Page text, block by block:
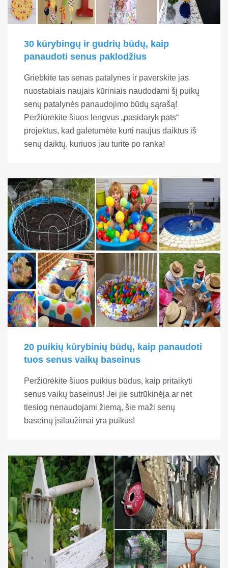
30 kūrybingų ir gudrių būdų, kaip
panaudoti senus paklodžius
Griebkite tas senas patalynes ir paverskite jas
nuostabiais naujais kūriniais naudodami šį puikų
senų patalynės panaudojimo būdų sąrašą!
Peržiūrėkite šiuos lengvus „pasidaryk pats“
projektus, kad galėtumėte kurti naujus daiktus iš
senų daiktų, kuriuos jau turite po ranka!
20 puikių kūrybinių būdų, kaip panaudoti
tuos senus vaikų baseinus
Peržiūrėkite šiuos puikius būdus, kaip pritaikyti
senus vaikų baseinus! Jei jie sutrūkinėja ar net
tiesiog nenaudojami žiemą, šie maži senų
baseinų įsilaužimai yra puikūs!